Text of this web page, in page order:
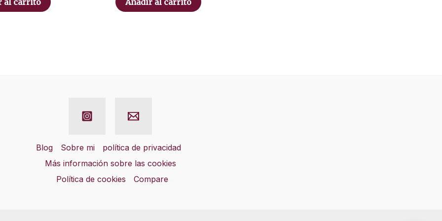
al carrito Añadir al carrito
Blog Sobre mi
política de privacidad
Más información sobre las cookies
Política de cookies
Compare